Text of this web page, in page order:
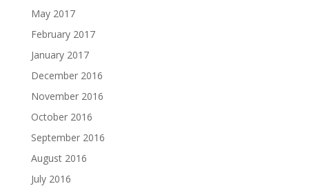
May 2017
February 2017
January 2017
December 2016
November 2016
October 2016
September 2016
August 2016
July 2016